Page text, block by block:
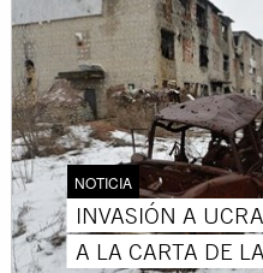
NOTICIA
INVASIÓN A
A LA CARTA DE